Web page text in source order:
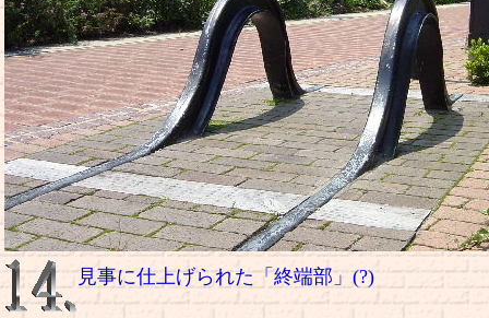
見事に仕上げられた「終端部」(?)